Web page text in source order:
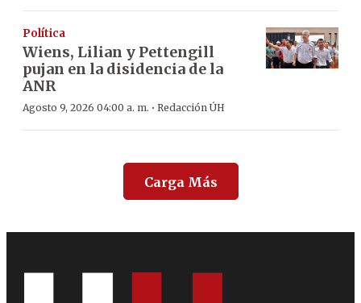
Política
Wiens, Lilian y Pettengill
pujan en la disidencia de la
ANR
Agosto 9, 2026 04:00 a. m. · Redacción ÚH
Carga Más